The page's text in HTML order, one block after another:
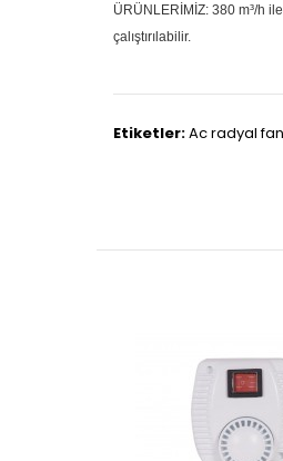
ÜRÜNLERİMİZ: 380 m³/h
çalıştırılabilir.
Etiketler:Ac radyal